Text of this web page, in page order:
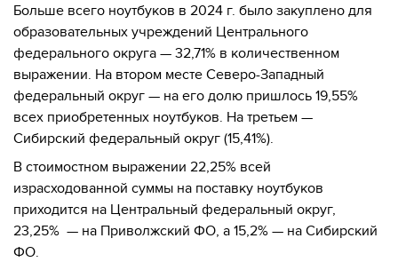
Больше всего ноутбуков в 2024 г. было закуплено для
образовательных учреждений Центрального
федерального округа — 32,71% в количественном
выражении. На втором месте Северо-Западный
федеральный округ — на его долю пришлось 19,55%
всех приобретенных ноутбуков. На третьем —
Сибирский федеральный округ (15,41%).
В стоимостном выражении 22,25% всей
израсходованной суммы на поставку ноутбуков
приходится на Центральный федеральный округ,
23,25% — на Приволжский ФО, а 15,2% — на Сибирский
ФО.